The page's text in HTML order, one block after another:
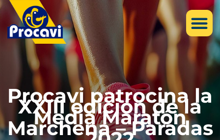
Procavi patrocina la
XXIII edición de la
Media Maratón
Marchena – Paradas